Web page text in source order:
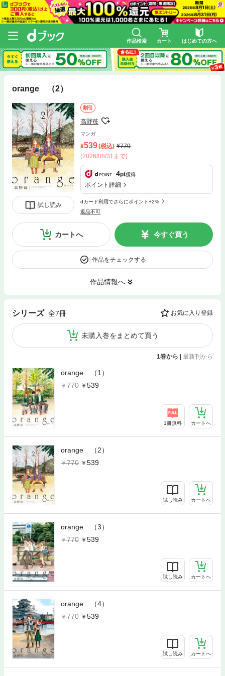
作品検索 カート はじめての方へ
orange （2）
試し読み
割引
高野苺
マンガ
539(税込)
770
(2026/08/31まで)
4pt獲得
ポイント詳細
dカード利用でさらにポイント+2%
返品不可
カートへ 今すぐ買う
作品をチェックする
作品情報へ
シリーズ 全7冊 お気に入り登録
未購入巻をまとめて買う
1巻から 最新刊から
orange （1）
770
539
1冊無料 カートへ
orange （2）
770
539
試し読み カートへ
orange （3）
770
539
試し読み カートへ
orange （4）
770
539
試し読み カートへ